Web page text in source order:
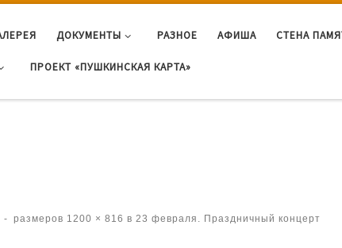
ДОКУМЕНТЫ РАЗНОЕ АФИША СТЕНА
ПРОЕКТ «ПУШКИНСКАЯ КАРТА»
- размеров 1200 × 816 в 23 февраля. Праздничный концерт